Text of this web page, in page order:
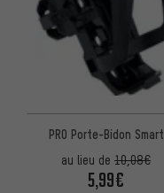
PRO Porte-Bidon Smart
au lieu de 10,08€
5,99€